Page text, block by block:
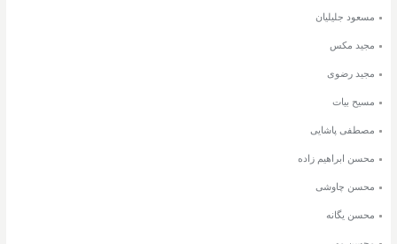
مسعود جلیلیان
مجید مکس
مجید رضوی
مسیح بیات
مصطفی پاشایی
محسن ابراهیم زاده
محسن چاوشی
محسن یگانه